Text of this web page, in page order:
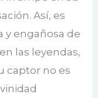
Así, es
y engañosa de
las leyendas,
captor no es